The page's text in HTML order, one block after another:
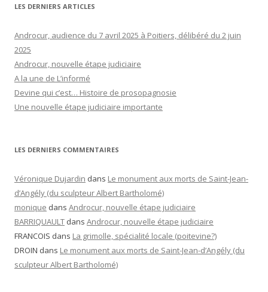
LES DERNIERS ARTICLES
Androcur, audience du 7 avril 2025 à Poitiers, délibéré du 2 juin
2025
Androcur, nouvelle étape judiciaire
A la une de L’informé
Devine qui c’est… Histoire de prosopagnosie
Une nouvelle étape judiciaire importante
LES DERNIERS COMMENTAIRES
Véronique Dujardin dans Le monument aux morts de Saint-Jean-
d’Angély (du sculpteur Albert Bartholomé)
monique dans Androcur, nouvelle étape judiciaire
BARRIQUAULT dans Androcur, nouvelle étape judiciaire
FRANCOIS dans La grimolle, spécialité locale (poitevine?)
DROIN dans Le monument aux morts de Saint-Jean-d’Angély (du
sculpteur Albert Bartholomé)